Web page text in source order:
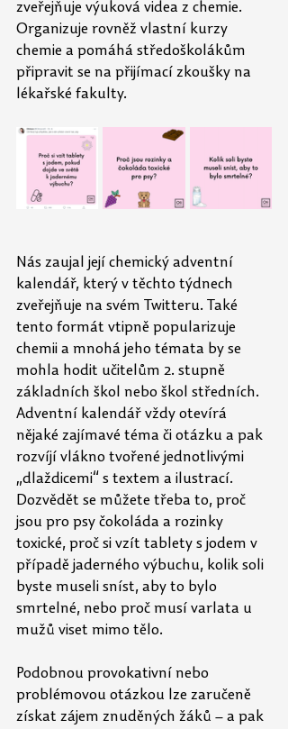
zveřejňuje výuková videa z chemie.
Organizuje rovněž vlastní kurzy
chemie a pomáhá středoškolákům
připravit se na přijímací zkoušky na
lékařské fakulty.
Nás zaujal její chemický adventní
kalendář, který v těchto týdnech
zveřejňuje na svém Twitteru. Také
tento formát vtipně popularizuje
chemii a mnohá jeho témata by se
mohla hodit učitelům 2. stupně
základních škol nebo škol středních.
Adventní kalendář vždy otevírá
nějaké zajímavé téma či otázku a pak
rozvíjí vlákno tvořené jednotlivými
„dlaždicemi“ s textem a ilustrací.
Dozvědět se můžete třeba to, proč
jsou pro psy čokoláda a rozinky
toxické, proč si vzít tablety s jodem v
případě jaderného výbuchu, kolik soli
byste museli sníst, aby to bylo
smrtelné, nebo proč musí varlata u
mužů viset mimo tělo.
Podobnou provokativní nebo
problémovou otázkou lze zaručeně
získat zájem znuděných žáků – a pak